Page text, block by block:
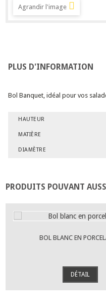
Agrandir l'image
PLUS D'INFORMATION
Bol Banquet, idéal pour vos
HAUTEUR
MATIÈRE
DIAMÈTRE
PRODUITS POUVANT
BOL BLANC EN
DÉTAIL